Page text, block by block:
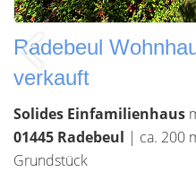
Radebeul
verkauft
Solides Einfamilienhaus
01445 Radebeul | ca. 200
Grundstück